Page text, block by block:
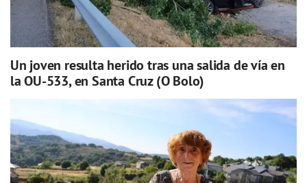
Un joven resulta herido tras una salida de vía en
la OU-533, en Santa Cruz (O Bolo)